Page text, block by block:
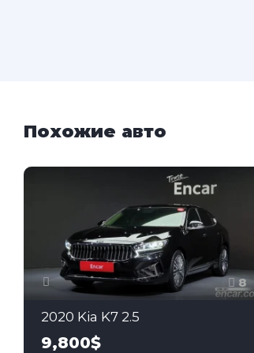
Похожие авто
8
2020 Kia K7 2.5
9,800$